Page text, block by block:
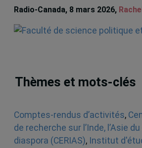
Radio-Canada, 8 mars 2026,
Thèmes et mots-clés
Comptes-rendus d’activités,
de recherche sur l’Inde, l’Asie
diaspora (CERIAS), Institut